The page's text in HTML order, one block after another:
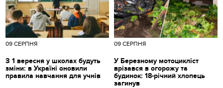
09 СЕРПНЯ
З 1 вересня у школах будуть
зміни: в Україні оновили
правила навчання для учнів
09 СЕРПНЯ
У Березному мотоцикліст
врізався в огорожу та
будинок: 18-річний хлопець
загинув